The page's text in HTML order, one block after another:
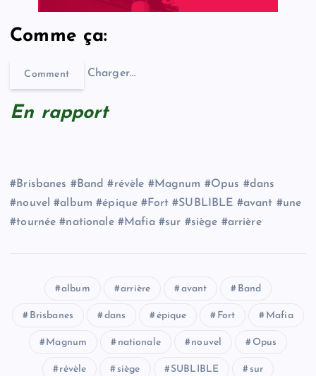
Comme ça:
Comment Charger…
En rapport
#Brisbanes #Band #révèle #Magnum #Opus #dans
#nouvel #album #épique #Fort #SUBLIBLE #avant #une
#tournée #nationale #Mafia #sur #siège #arrière
album arrière avant Band
Brisbanes dans épique Fort Mafia
Magnum nationale nouvel Opus
révèle siège SUBLIBLE sur